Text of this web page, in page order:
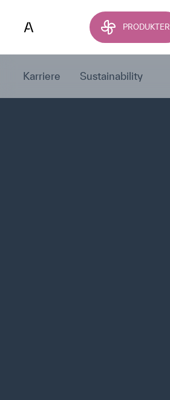
PRODUKTER
Karriere Sustainability